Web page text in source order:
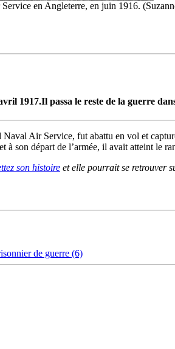
en Angleterre, en juin 1916.
1917.Il passa le reste de la guerre
Air Service, fut abattu en vol et
son départ de l’armée, il avait atteint le
son histoire et elle pourrait se retrouver
de guerre (6)